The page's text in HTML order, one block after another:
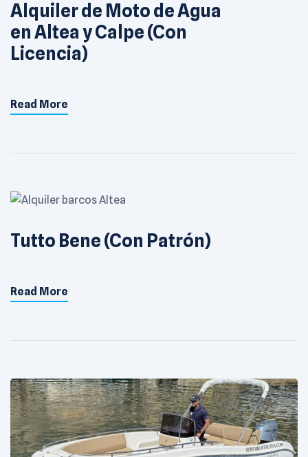
Alquiler de Moto de Agua
en Altea y Calpe (Con
Licencia)
Read More
Tutto Bene (Con Patrón)
Read More